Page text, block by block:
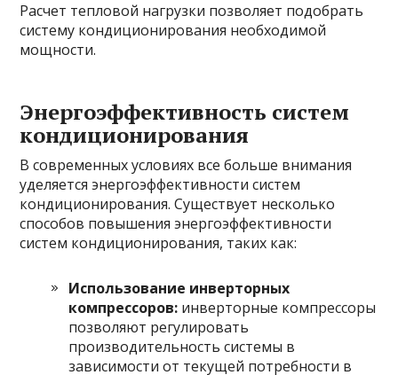
Расчет тепловой нагрузки позволяет подобрать
систему кондиционирования необходимой
мощности.
Энергоэффективность систем
кондиционирования
В современных условиях все больше внимания
уделяется энергоэффективности систем
кондиционирования. Существует несколько
способов повышения энергоэффективности
систем кондиционирования, таких как:
Использование инверторных
компрессоров: инверторные компрессоры
позволяют регулировать
производительность системы в
зависимости от текущей потребности в